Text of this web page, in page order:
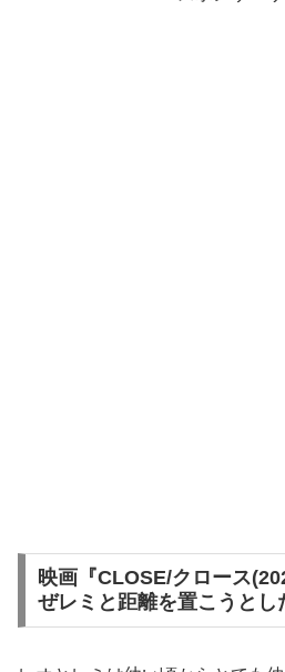
映画『CLOSE/クロース
ぜレミと距離を置こうとし